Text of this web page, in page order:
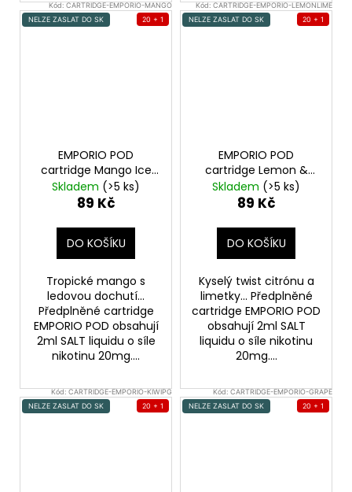
Kód:CARTRIDGE-EMPORIO-MANGO
NELZE ZASLAT DO SK
20 + 1
EMPORIO POD
cartridge Mango Ice
20mg 1Pack
Skladem (>5 ks)
89 Kč
DO KOŠÍKU
Tropické mango s
ledovou dochutí...
Předplněné cartridge
EMPORIO POD obsahují
2ml SALT liquidu o síle
nikotinu 20mg....
Kód:CARTRIDGE-EMPORIO-LEMONLIME
NELZE ZASLAT DO SK
20 + 1
EMPORIO POD
cartridge Lemon &
Lime 20mg 1Pack
Skladem (>5 ks)
89 Kč
DO KOŠÍKU
Kyselý twist citrónu a
limetky... Předplněné
cartridge EMPORIO POD
obsahují 2ml SALT
liquidu o síle nikotinu
20mg....
Kód:CARTRIDGE-EMPORIO-KIWIPG
NELZE ZASLAT DO SK
20 + 1
Kód:CARTRIDGE-EMPORIO-GRAPE
NELZE ZASLAT DO SK
20 + 1